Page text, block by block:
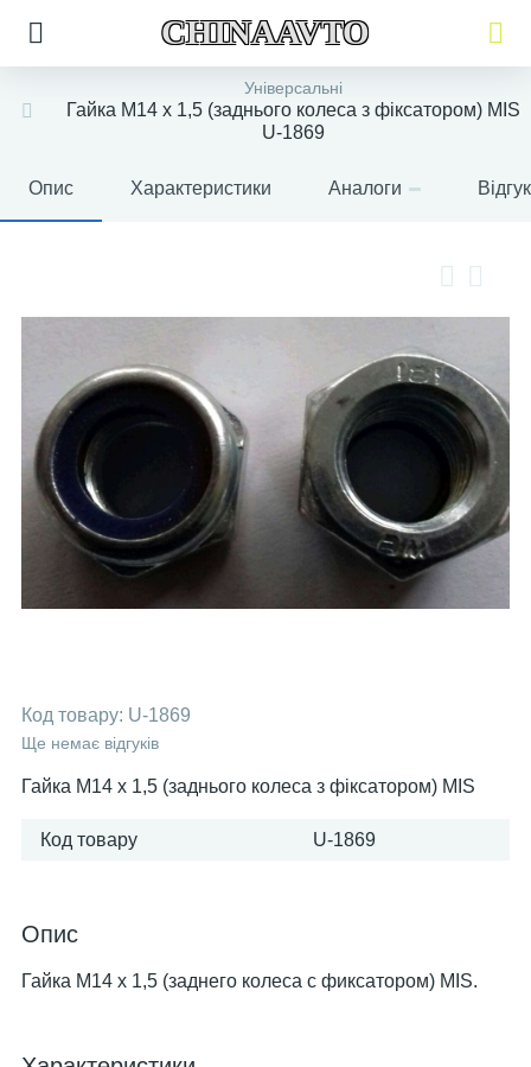
CHINAAVTO
Універсальні
Гайка М14 х 1,5 (заднього колеса з фіксатором) MIS
U-1869
Опис Характеристики Аналоги
Код товару: U-1869
Ще немає відгуків
Гайка М14 х 1,5 (заднього колеса з фіксатором) MIS
Код товару U-1869
Опис
Гайка М14 х 1,5 (заднего колеса с фиксатором) MIS.